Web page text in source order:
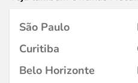
São Paulo
Curitiba
Belo Horizonte